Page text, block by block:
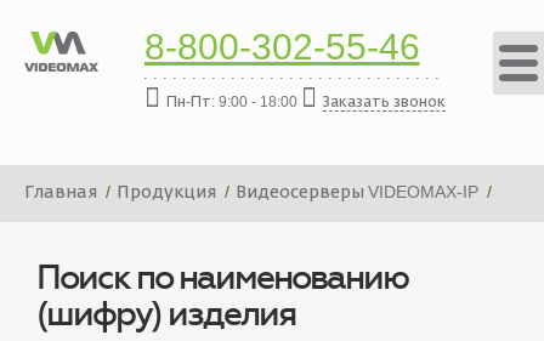
8-800-302-55-46
Пн-Пт: 9:00 - 18:00 Заказать звонок
Главная Продукция
Видеосерверы VIDEOMAX-IP
Поиск по наименованию
(шифру) изделия